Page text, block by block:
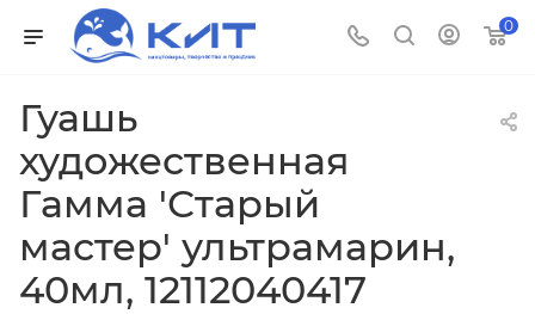
0
Гуашь
художественная
Гамма 'Старый
мастер' ультрамарин,
40мл, 12112040417